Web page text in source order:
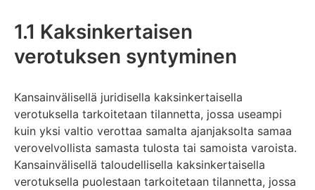
1.1 Kaksinkertaisen
verotuksen syntyminen
Kansainvälisellä juridisella kaksinkertaisella
verotuksella tarkoitetaan tilannetta, jossa useampi
kuin yksi valtio verottaa samalta ajanjaksolta samaa
verovelvollista samasta tulosta tai samoista varoista.
Kansainvälisellä taloudellisella kaksinkertaisella
verotuksella puolestaan tarkoitetaan tilannetta, jossa